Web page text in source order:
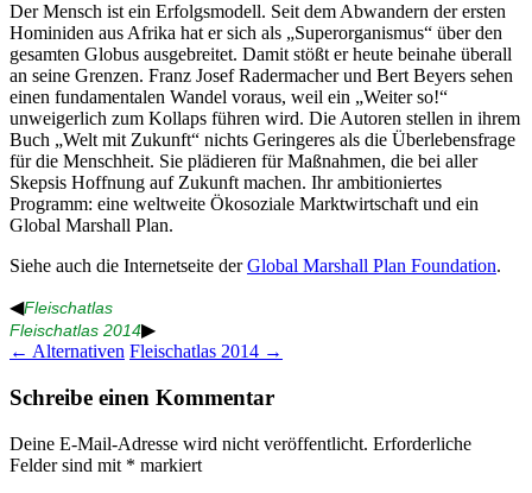
Der Mensch ist ein Erfolgsmodell. Seit dem Abwandern der ersten
Hominiden aus Afrika hat er sich als „Superorganismus“ über den
gesamten Globus ausgebreitet. Damit stößt er heute beinahe überall
an seine Grenzen. Franz Josef Radermacher und Bert Beyers sehen
einen fundamentalen Wandel voraus, weil ein „Weiter so!“
unweigerlich zum Kollaps führen wird. Die Autoren stellen in ihrem
Buch „Welt mit Zukunft“ nichts Geringeres als die Überlebensfrage
für die Menschheit. Sie plädieren für Maßnahmen, die bei aller
Skepsis Hoffnung auf Zukunft machen. Ihr ambitioniertes
Programm: eine weltweite Ökosoziale Marktwirtschaft und ein
Global Marshall Plan.
Siehe auch die Internetseite derGlobal Marshall Plan Foundation.
◀Fleischatlas
Fleischatlas 2014▶
Beitragsnavigation
← Alternativen Fleischatlas 2014 →
Schreibe einen Kommentar
Deine E-Mail-Adresse wird nicht veröffentlicht. Erforderliche
Felder sind mit * markiert